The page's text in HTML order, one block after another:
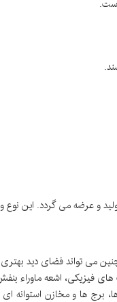
میلیمتر به همراه پوشش پلی کرافت با عرض
تواند فضای دید بهتری
فیزیکی، اشعه ماوراء